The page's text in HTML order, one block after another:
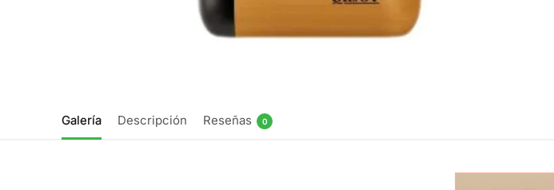
Galería Descripción Reseñas 0